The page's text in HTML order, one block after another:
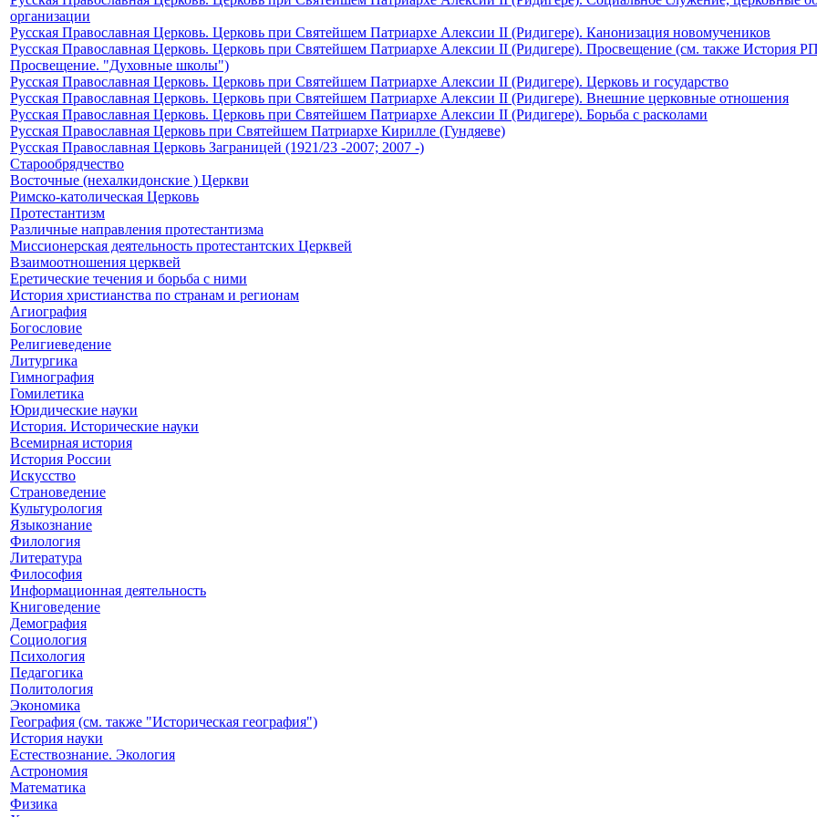
организации
Русская Православная Церковь. Церковь при Святейшем Патриархе Алексии II (Ридигере). Канонизация новомучеников
Русская Православная Церковь. Церковь при Святейшем Патриархе Алексии II (Ридигере). Просвещение (см. также История
Просвещение. "Духовные школы")
Русская Православная Церковь. Церковь при Святейшем Патриархе Алексии II (Ридигере). Церковь и государство
Русская Православная Церковь. Церковь при Святейшем Патриархе Алексии II (Ридигере). Внешние церковные отношения
Русская Православная Церковь. Церковь при Святейшем Патриархе Алексии II (Ридигере). Борьба с расколами
Русская Православная Церковь при Святейшем Патриархе Кирилле (Гундяеве)
Русская Православная Церковь Заграницей (1921/23 -2007; 2007 -)
Старообрядчество
Восточные (нехалкидонские ) Церкви
Римско-католическая Церковь
Протестантизм
Различные направления протестантизма
Миссионерская деятельность протестантских Церквей
Взаимоотношения церквей
Еретические течения и борьба с ними
История христианства по странам и регионам
Агиография
Богословие
Религиеведение
Литургика
Гимнография
Гомилетика
Юридические науки
История. Исторические науки
Всемирная история
История России
Искусство
Страноведение
Культурология
Языкознание
Филология
Литература
Философия
Информационная деятельность
Книговедение
Демография
Социология
Психология
Педагогика
Политология
Экономика
География (см. также "Историческая география")
История науки
Естествознание. Экология
Астрономия
Математика
Физика